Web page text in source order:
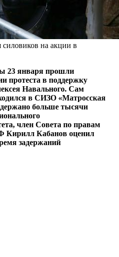
на акции в
23 января прошли
протеста в поддержку
Навального. Сам
в СИЗО «Матросская
больше тысячи
член Совета по правам
Кирилл Кабанов оценил
задержаний